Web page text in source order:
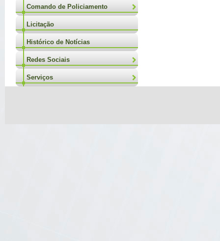
Comando de Policiamento
Licitação
Histórico de Notícias
Redes Sociais
Serviços